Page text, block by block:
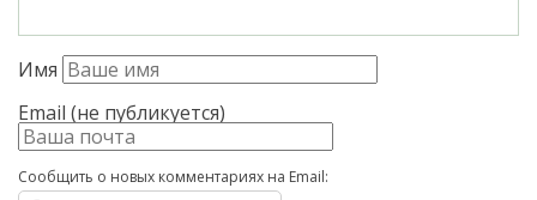
Имя
Email (не публикуется)
Сообщить о новых комментариях на Email: